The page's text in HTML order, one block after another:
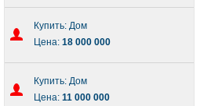
Купить: Дом
Цена: 18 000 000
Купить: Дом
Цена: 11 000 000